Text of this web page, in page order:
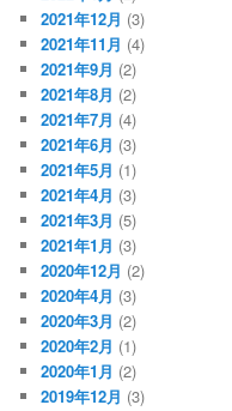
2021年12月 (3)
2021年11月 (4)
2021年9月 (2)
2021年8月 (2)
2021年7月 (4)
2021年6月 (3)
2021年5月 (1)
2021年4月 (3)
2021年3月 (5)
2021年1月 (3)
2020年12月 (2)
2020年4月 (3)
2020年3月 (2)
2020年2月 (1)
2020年1月 (2)
2019年12月 (3)